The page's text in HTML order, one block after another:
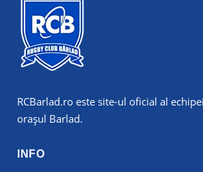
RCBarlad.ro este site-ul oficial al
orașul Barlad.
INFO